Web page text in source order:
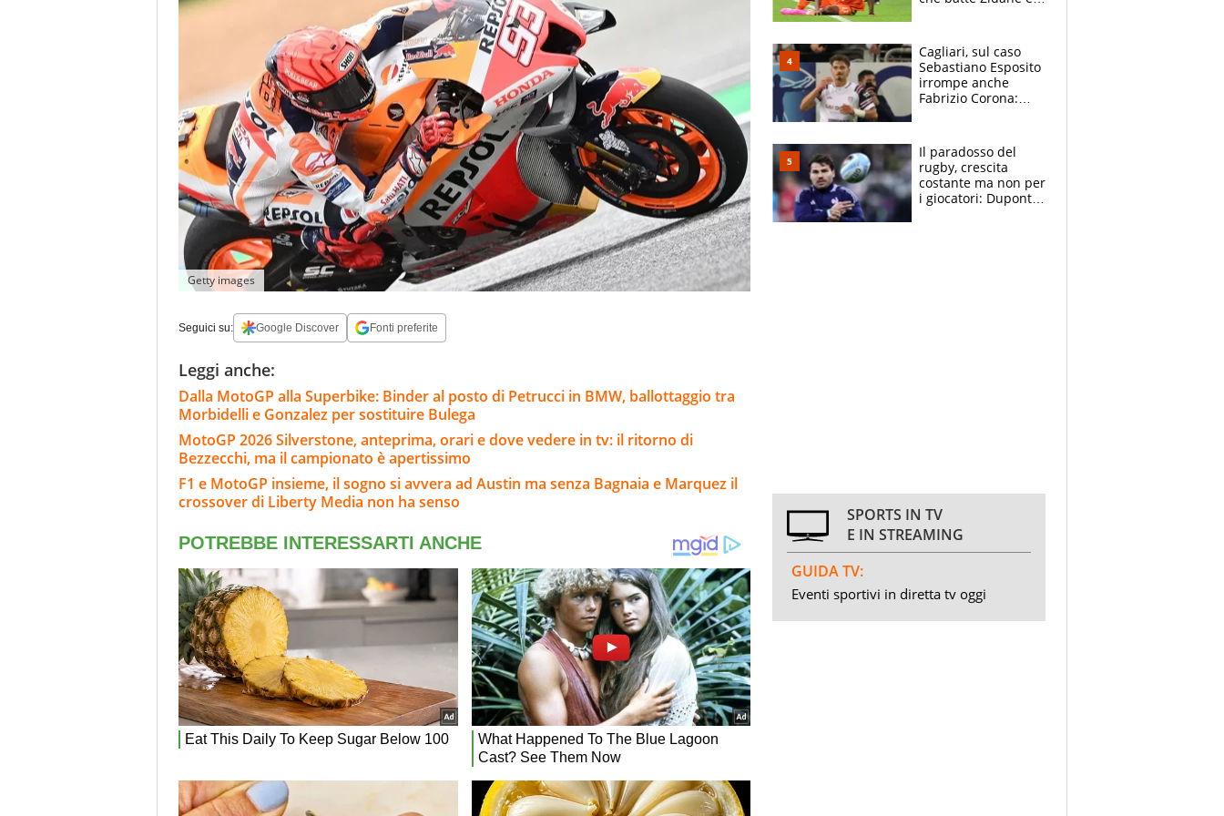
Getty images
Seguici su: Google Discover Fonti preferite
Leggi anche:
Dalla MotoGP alla Superbike: Binder al posto di Petrucci in BMW, ballottaggio tra
Morbidelli e Gonzalez per sostituire Bulega
MotoGP 2026 Silverstone, anteprima, orari e dove vedere in tv: il ritorno di
Bezzecchi, ma il campionato è apertissimo
F1 e MotoGP insieme, il sogno si avvera ad Austin ma senza Bagnaia e Marquez il
crossover di Liberty Media non ha senso
Cagliari, sul caso
Sebastiano Esposito
irrompe anche
Fabrizio Corona:
prove”
Il paradosso del
rugby, crescita
costante ma non per
i giocatori: Dupont
SPORTS IN TV
E IN STREAMING
GUIDA TV:
Eventi sportivi in diretta tv oggi